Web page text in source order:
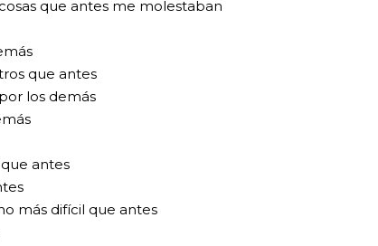
que antes me molestaban
que antes
los demás
antes
más difícil que antes